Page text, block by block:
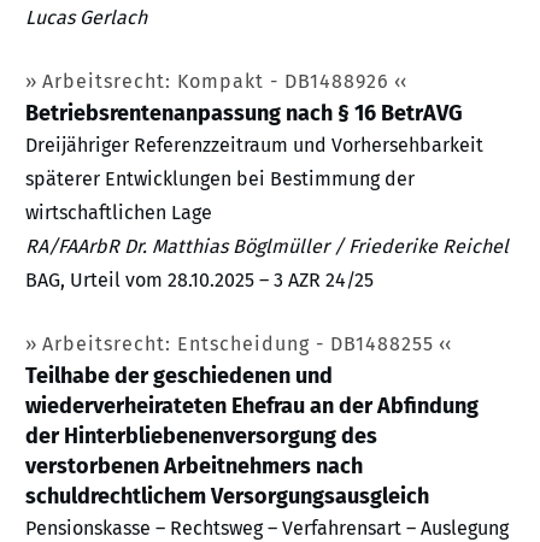
Lucas Gerlach
Arbeitsrecht: Kompakt - DB1488926
Betriebsrentenanpassung nach § 16 BetrAVG
Dreijähriger Referenzzeitraum und Vorhersehbarkeit
späterer Entwicklungen bei Bestimmung der
wirtschaftlichen Lage
RA/FAArbR Dr. Matthias Böglmüller / Friederike Reichel
BAG, Urteil vom 28.10.2025 – 3 AZR 24/25
Arbeitsrecht: Entscheidung - DB1488255
Teilhabe der geschiedenen und
wiederverheirateten Ehefrau an der Abfindung
der Hinterbliebenenversorgung des
verstorbenen Arbeitnehmers nach
schuldrechtlichem Versorgungsausgleich
Pensionskasse – Rechtsweg – Verfahrensart – Auslegung